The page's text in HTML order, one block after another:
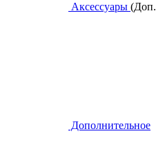
Аксессуары (Доп.
Дополнительное